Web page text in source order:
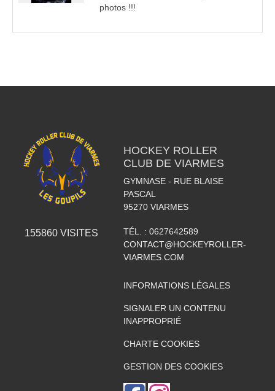
photos !!!
155860 VISITES
HOCKEY ROLLER
CLUB DE VIARMES
GYMNASE - RUE BLAISE
PASCAL
95270 VIARMES
TÉL. : 0627642589
CONTACT@HOCKEYROLLER-
VIARMES.COM
INFORMATIONS LÉGALES
SIGNALER UN CONTENU
INAPPROPRIÉ
CHARTE COOKIES
GESTION DES COOKIES